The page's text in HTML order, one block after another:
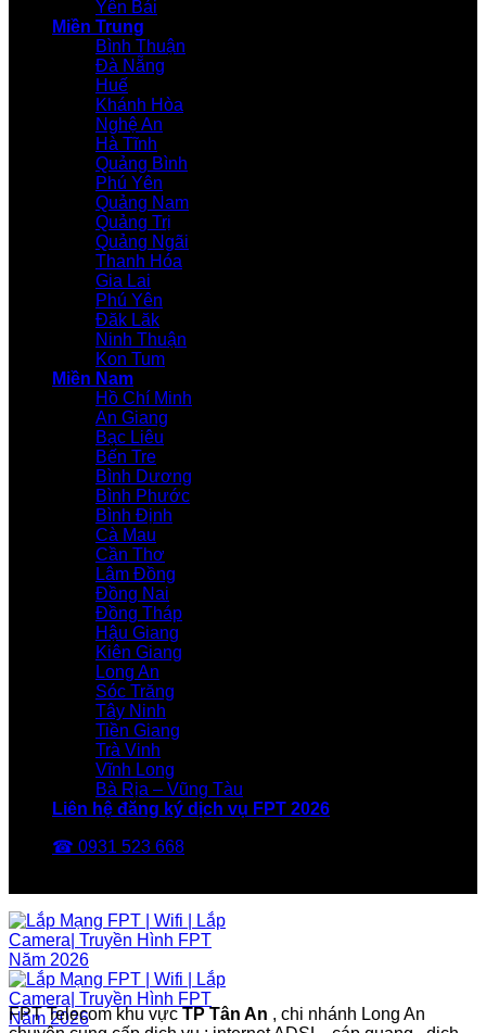
Yên Bái
Miền Trung
Bình Thuận
Đà Nẵng
Huế
Khánh Hòa
Nghệ An
Hà Tĩnh
Quảng Bình
Phú Yên
Quảng Nam
Quảng Trị
Quảng Ngãi
Thanh Hóa
Gia Lai
Phú Yên
Đăk Lăk
Ninh Thuận
Kon Tum
Miền Nam
Hồ Chí Minh
An Giang
Bạc Liêu
Bến Tre
Bình Dương
Bình Phước
Bình Định
Cà Mau
Cần Thơ
Lâm Đồng
Đồng Nai
Đồng Tháp
Hậu Giang
Kiên Giang
Long An
Sóc Trăng
Tây Ninh
Tiền Giang
Trà Vinh
Vĩnh Long
Bà Rịa – Vũng Tàu
Liên hệ đăng ký dịch vụ FPT 2026
☎ 0931 523 668
FPT Telecom khu vực TP Tân An , chi nhánh Long An